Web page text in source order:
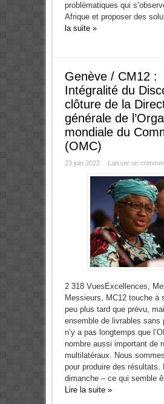
problématiques qui
Afrique et proposer des
la suite »
Genève / CM12 :
Intégralité du
clôture de la
générale de
mondiale du
(OMC)
23 juin 2022 Laisser un
2 318 VuesExcellences,
Messieurs, MC12 touche à
peu plus tard que prévu,
ensemble de livrables sans
n’y a pas longtemps que
nombre aussi important de
multilatéraux. Nous
pour produire des résultats.
dimanche – ce qui semble
Lire la suite »